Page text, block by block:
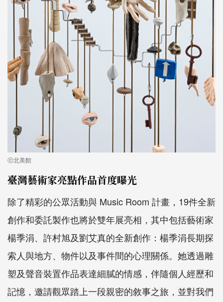
ⓒ北美館
臺灣藝術家亮點作品首度曝光
除了精彩的公眾活動與 Music Room 計畫，19件全新
創作和委託製作也將於雙年展亮相，其中包括藝術家
楊季涓、許村旭及劉艾真的全新創作：楊季涓長期探
索人與地方、物件以及事件間的心理關係。她透過雕
塑及聲音裝置作品表達細膩的情感，伴隨個人經歷和
記憶，邀請觀眾踏上一段親密的敘事之旅，並對我們